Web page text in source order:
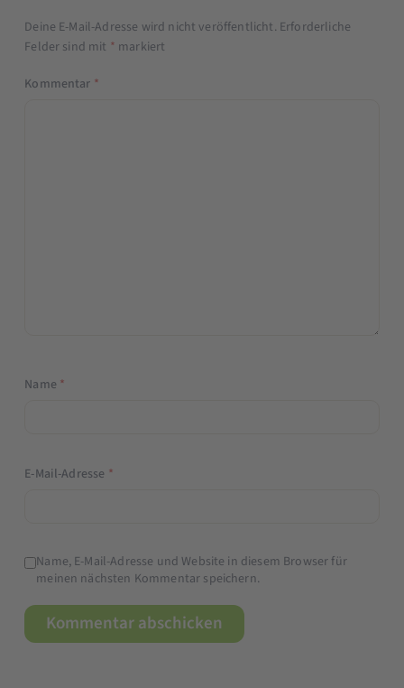
Deine E-Mail-Adresse wird nicht veröffentlicht. Erforderliche
Felder sind mit * markiert
Kommentar *
Name *
E-Mail-Adresse *
Name, E-Mail-Adresse und Website in diesem Browser für
meinen nächsten Kommentar speichern.